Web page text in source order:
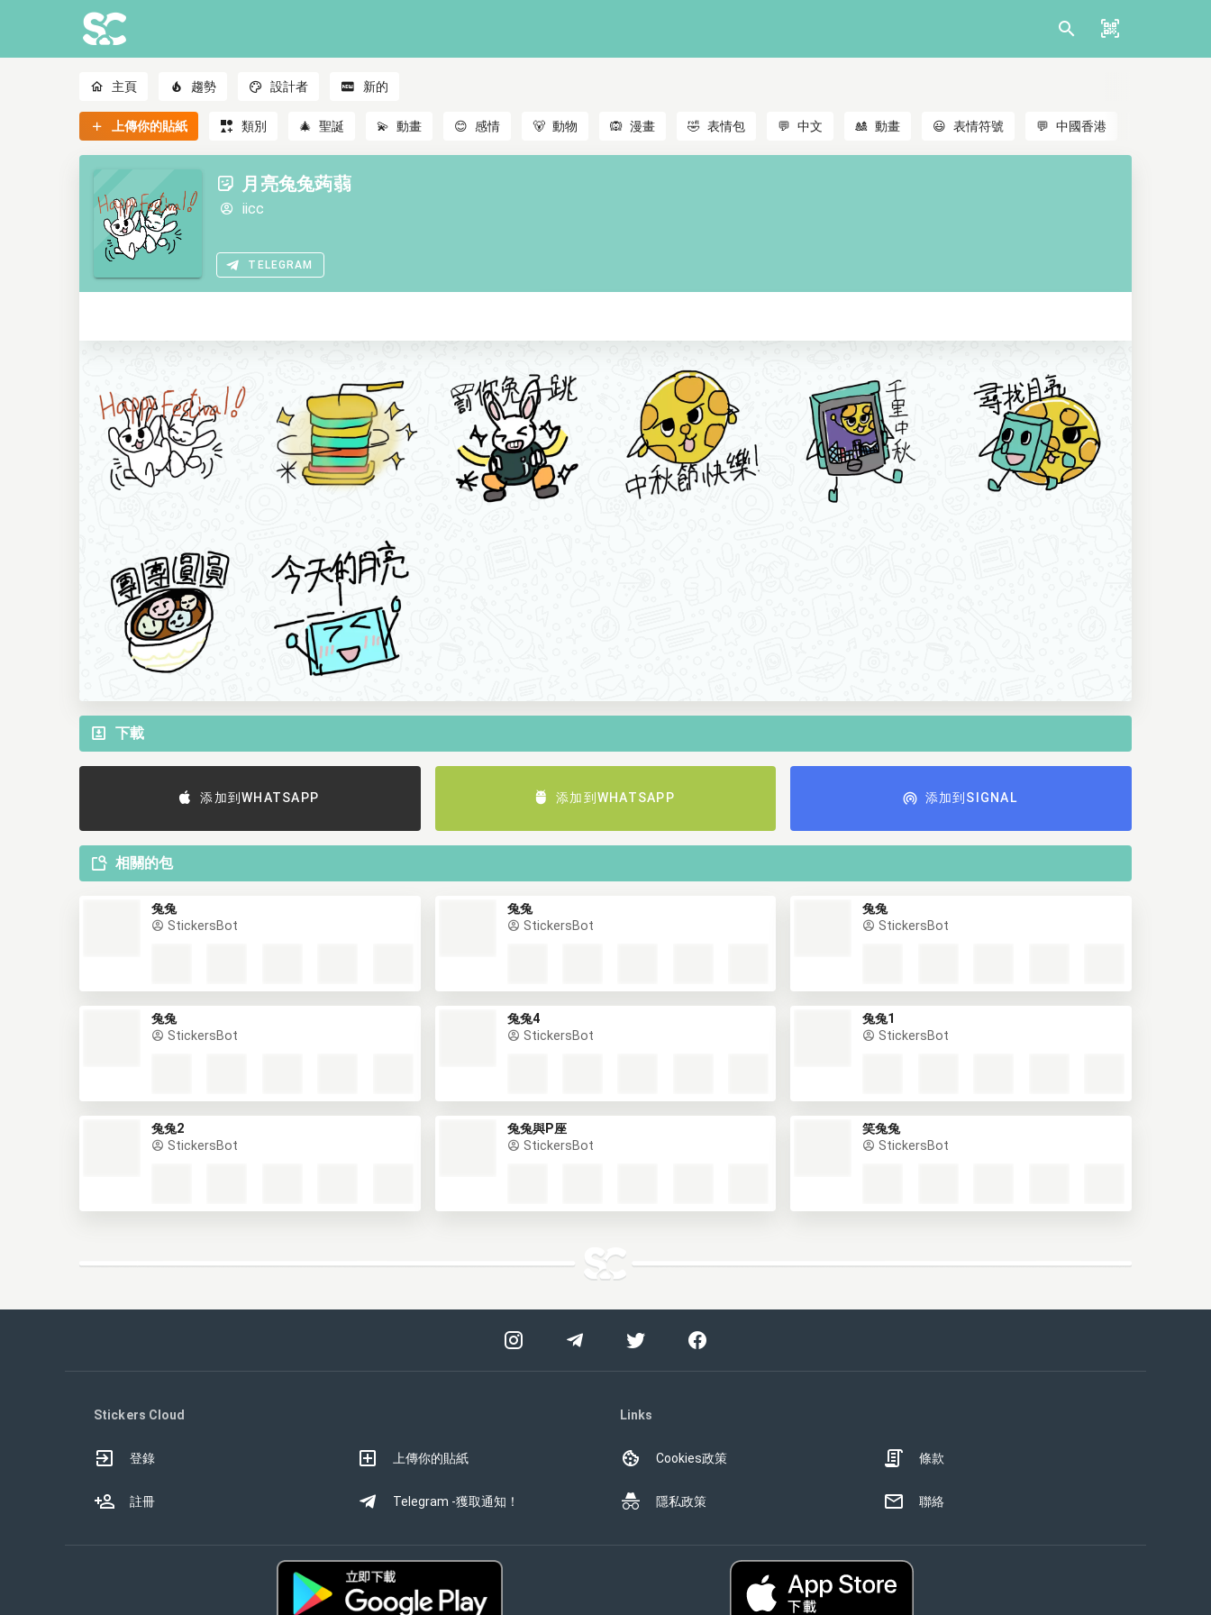
主頁 趨勢 設計者 新的
上傳你的貼紙 類別 🎄 聖誕 💫 動畫 😊 感情 🐻 動物 🙉 漫畫 🤣 表情包 💬 中文 🎎 動畫 😃 表情符號 💬 中國香港
月亮兔兔蒟蒻
iicc
TELEGRAM
下載
添加到WHATSAPP 添加到WHATSAPP 添加到SIGNAL
相關的包
兔兔
StickersBot
兔兔
StickersBot
兔兔
StickersBot
兔兔
StickersBot
兔兔4
StickersBot
兔兔1
StickersBot
兔兔2
StickersBot
兔兔與P座
StickersBot
笑兔兔
StickersBot
Stickers Cloud
登錄
註冊
上傳你的貼紙
Telegram -獲取通知！
Links
Cookies政策
隱私政策
條款
聯絡